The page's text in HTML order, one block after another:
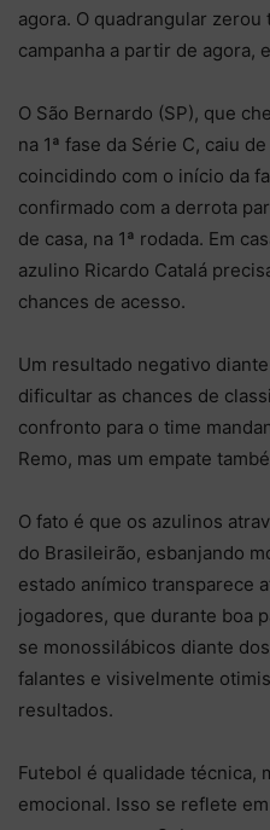
agora. O quadrangular zerou
campanha a partir de agora,
O São Bernardo (SP), que
na 1ª fase da Série C, caiu
coincidindo com o início da
confirmado com a derrota
de casa, na 1ª rodada. Em
azulino Ricardo Catalá
chances de acesso.
Um resultado negativo
dificultar as chances de
confronto para o time
Remo, mas um empate
O fato é que os azulinos
do Brasileirão, esbanjando
estado anímico transparece
jogadores, que durante boa
se monossilábicos diante
falantes e visivelmente
resultados.
Futebol é qualidade técnica,
emocional. Isso se reflete